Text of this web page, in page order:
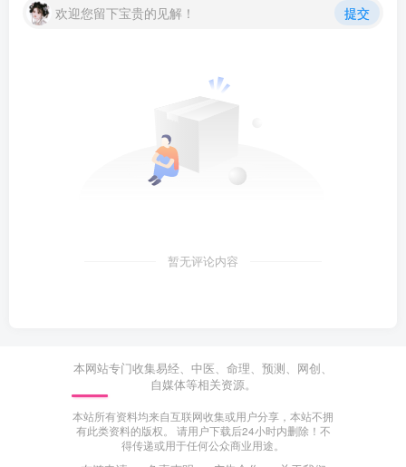
欢迎您留下宝贵的见解！ 提交
暂无评论内容
本网站专门收集易经、中医、命理、预测、网创、
自媒体等相关资源。
本站所有资料均来自互联网收集或用户分享，本站不拥
有此类资料的版权。 请用户下载后24小时内删除！不
得传递或用于任何公众商业用途。